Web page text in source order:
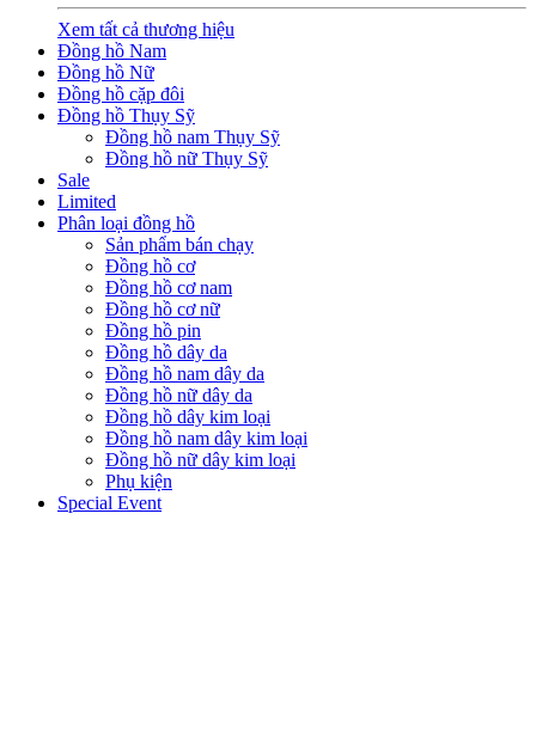
Xem tất cả thương hiệu
Đồng hồ Nam
Đồng hồ Nữ
Đồng hồ cặp đôi
Đồng hồ Thụy Sỹ
Đồng hồ nam Thụy Sỹ
Đồng hồ nữ Thụy Sỹ
Sale
Limited
Phân loại đồng hồ
Sản phẩm bán chạy
Đồng hồ cơ
Đồng hồ cơ nam
Đồng hồ cơ nữ
Đồng hồ pin
Đồng hồ dây da
Đồng hồ nam dây da
Đồng hồ nữ dây da
Đồng hồ dây kim loại
Đồng hồ nam dây kim loại
Đồng hồ nữ dây kim loại
Phụ kiện
Special Event